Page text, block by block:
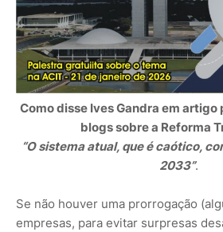
Como disse Ives Gandra em
blogs sobre a Reforma
“O sistema atual, que é caótico,
2033”.
Se não houver uma prorrogação
empresas, para evitar surpresas